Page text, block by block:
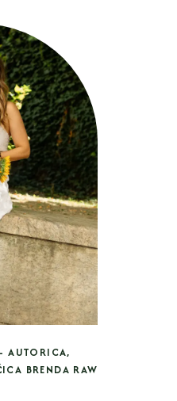
AUTORICA,
BRENDA RAW